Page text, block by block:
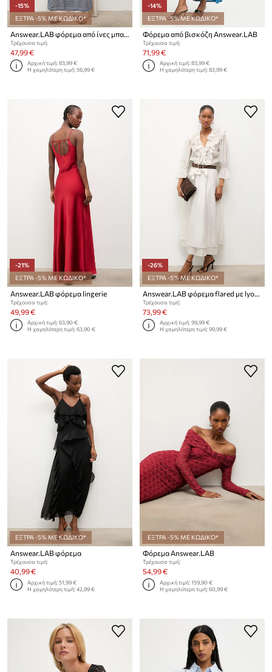
-15%
ΕΞΤΡΑ -5% ΜΕ ΚΩΔΙΚΟ*
Τρέχουσα τιμή:
47,99 €
Αρχική τιμή:83,99 €
Η χαμηλότερη τιμή:56,99 €
-14%
ΕΞΤΡΑ -5% ΜΕ ΚΩΔΙΚΟ*
Φόρεμα από βισκόζη Answear.LAB
Τρέχουσα τιμή:
71,99 €
Αρχική τιμή:83,99 €
Η χαμηλότερη τιμή:83,99 €
-21%
ΕΞΤΡΑ -5% ΜΕ ΚΩΔΙΚΟ*
Answear.LAB φόρεμα lingerie
Τρέχουσα τιμή:
49,99 €
Αρχική τιμή:63,90 €
Η χαμηλότερη τιμή:63,90 €
-26%
ΕΞΤΡΑ -5% ΜΕ ΚΩΔΙΚΟ*
Answear.LAB φόρεμα flared με lyocell
Τρέχουσα τιμή:
73,99 €
Αρχική τιμή:99,99 €
Η χαμηλότερη τιμή:99,99 €
ΕΞΤΡΑ -5% ΜΕ ΚΩΔΙΚΟ*
Answear.LAB φόρεμα
Τρέχουσα τιμή:
40,99 €
Αρχική τιμή:51,99 €
Η χαμηλότερη τιμή:42,99 €
ΕΞΤΡΑ -5% ΜΕ ΚΩΔΙΚΟ*
Φόρεμα Answear.LAB
Τρέχουσα τιμή:
54,99 €
Αρχική τιμή:159,90 €
Η χαμηλότερη τιμή:60,99 €